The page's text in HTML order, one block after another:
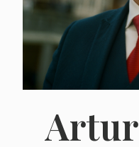
Artur